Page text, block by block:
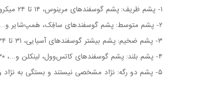
۱- پشم ظریف: پشم گوسفندهای مرینوس، ۱۴ تا ۲۴ میکرون؛
۲- پشم متوسط: پشم گوسفندهای سافِک، هَمپ‌شایر و…، ۲۴ تا ۳۲/۵ میکرون؛
۳- پشم ضخیم: پشم بیشتر گوسفندهای آسیایی، ۳۱ تا ۳۴ میکرون؛
۴- پشم بلند: پشم گوسفندهای کاتس‌وول، لینکلن و…، ۳۰ تا ۴۰ میکرون با بلندای ۱۲ تا ۴۰ سانتی‌متر؛
۵- پشم دو رگه: نژاد مشخصی نیستند و بستگی به نژاد والدین‌شان دارند، ۲۲ تا ۳۲ میکرون با بلندای ۶ تا ۱۷ سانتی‌متر.